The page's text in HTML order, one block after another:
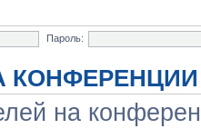
Пароль:
КОНФЕРЕНЦИИ
на